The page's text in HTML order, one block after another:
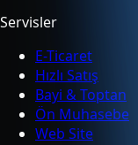
Servisler
E-Ticaret
Hızlı Satış
Bayi & Toptan
Ön Muhasebe
Web Site